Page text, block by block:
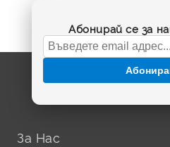
Абонирай се за
За Нас